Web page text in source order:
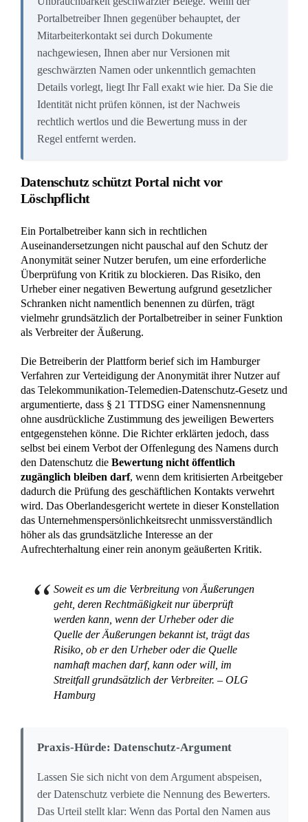
Portalbetreiber Ihnen gegenüber behauptet, der
Mitarbeiterkontakt sei durch Dokumente
nachgewiesen, Ihnen aber nur Versionen mit
geschwärzten Namen oder unkenntlich gemachten
Details vorlegt, liegt Ihr Fall exakt wie hier. Da Sie die
Identität nicht prüfen können, ist der Nachweis
rechtlich wertlos und die Bewertung muss in der
Regel entfernt werden.
Datenschutz schützt Portal nicht vor
Löschpflicht
Ein Portalbetreiber kann sich in rechtlichen
Auseinandersetzungen nicht pauschal auf den Schutz der
Anonymität seiner Nutzer berufen, um eine erforderliche
Überprüfung von Kritik zu blockieren. Das Risiko, den
Urheber einer negativen Bewertung aufgrund gesetzlicher
Schranken nicht namentlich benennen zu dürfen, trägt
vielmehr grundsätzlich der Portalbetreiber in seiner Funktion
als Verbreiter der Äußerung.
Die Betreiberin der Plattform berief sich im Hamburger
Verfahren zur Verteidigung der Anonymität ihrer Nutzer auf
das Telekommunikation-Telemedien-Datenschutz-Gesetz und
argumentierte, dass § 21 TTDSG einer Namensnennung
ohne ausdrückliche Zustimmung des jeweiligen Bewerters
entgegenstehen könne. Die Richter erklärten jedoch, dass
selbst bei einem Verbot der Offenlegung des Namens durch
den Datenschutz die Bewertung nicht öffentlich
zugänglich bleiben darf, wenn dem kritisierten Arbeitgeber
dadurch die Prüfung des geschäftlichen Kontakts verwehrt
wird. Das Oberlandesgericht wertete in dieser Konstellation
das Unternehmenspersönlichkeitsrecht unmissverständlich
höher als das grundsätzliche Interesse an der
Aufrechterhaltung einer rein anonym geäußerten Kritik.
Soweit es um die Verbreitung von Äußerungen
geht, deren Rechtmäßigkeit nur überprüft
werden kann, wenn der Urheber oder die
Quelle der Äußerungen bekannt ist, trägt das
Risiko, ob er den Urheber oder die Quelle
namhaft machen darf, kann oder will, im
Streitfall grundsätzlich der Verbreiter. – OLG
Hamburg
Praxis-Hürde: Datenschutz-Argument
Lassen Sie sich nicht von dem Argument abspeisen,
der Datenschutz verbiete die Nennung des Bewerters.
Das Urteil stellt klar: Wenn das Portal den Namen aus